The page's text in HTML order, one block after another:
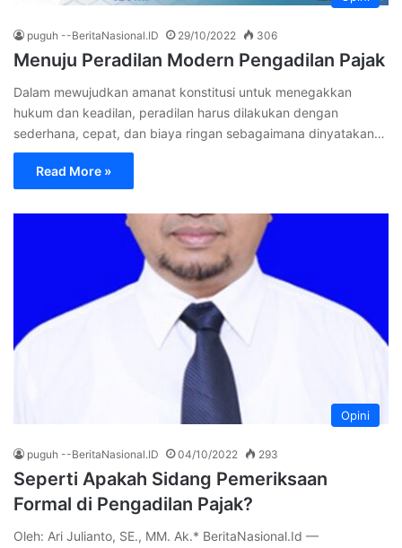
puguh --BeritaNasional.ID 29/10/2022 306
Menuju Peradilan Modern Pengadilan Pajak
Dalam mewujudkan amanat konstitusi untuk menegakkan
hukum dan keadilan, peradilan harus dilakukan dengan
sederhana, cepat, dan biaya ringan sebagaimana dinyatakan…
Read More »
Opini
puguh --BeritaNasional.ID 04/10/2022 293
Seperti Apakah Sidang Pemeriksaan
Formal di Pengadilan Pajak?
Oleh: Ari Julianto, SE., MM. Ak.* BeritaNasional.Id —